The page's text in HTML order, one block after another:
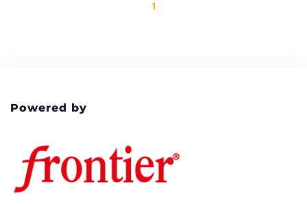
1
Powered by